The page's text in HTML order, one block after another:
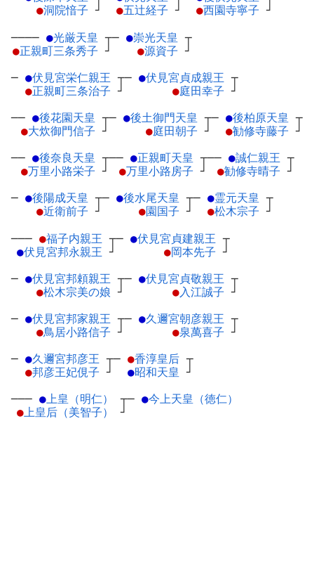
●洞院愔子 ┘
●五辻経子 ┘
●西園寺寧子 ┘
──── ●光厳天皇 ┬
●正親町三条秀子 ┘
─ ●崇光天皇 ┬
●源資子 ┘
─ ●伏見宮栄仁親王 ┬
●正親町三条治子 ┘
─ ●伏見宮貞成親王 ┬
●庭田幸子 ┘
── ●後花園天皇 ┬
●大炊御門信子 ┘
─ ●後土御門天皇 ┬
●庭田朝子 ┘
─ ●後柏原天皇 ┬
●勧修寺藤子 ┘
── ●後奈良天皇 ┬
●万里小路栄子 ┘
── ●正親町天皇 ┬
●万里小路房子 ┘
── ●誠仁親王 ┬
●勧修寺晴子 ┘
─ ●後陽成天皇 ┬
●近衛前子 ┘
─ ●後水尾天皇 ┬
●園国子 ┘
─ ●霊元天皇 ┬
●松木宗子 ┘
─── ●福子内親王 ┬
●伏見宮邦永親王 ┘
─ ●伏見宮貞建親王 ┬
●岡本先子 ┘
─ ●伏見宮邦頼親王 ┬
●松木宗美の娘 ┘
─ ●伏見宮貞敬親王 ┬
●入江誠子 ┘
─ ●伏見宮邦家親王 ┬
●鳥居小路信子 ┘
─ ●久邇宮朝彦親王 ┬
●泉萬喜子 ┘
─ ●久邇宮邦彦王 ┬
●邦彦王妃俔子 ┘
─ ●香淳皇后 ┬
●昭和天皇 ┘
─── ●上皇（明仁）
┬
●上皇后（美智子） ┘
─ ●今上天皇（徳仁）